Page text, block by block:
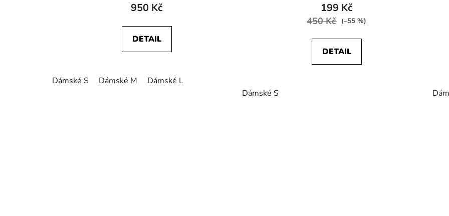
950 Kč
DETAIL
Dámské S Dámské M Dámské L
199 Kč
450 Kč (–55 %)
DETAIL
Dámské S